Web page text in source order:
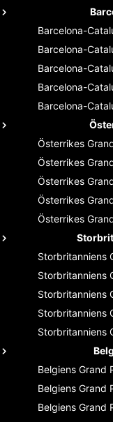
Barcelona-
Barcelona-
Barcelona-
Barcelona-
Barcelona-
Österrikes
Österrikes
Österrikes
Österrikes
Österrikes
Storbritanniens
Storbritanniens
Storbritanniens
Storbritanniens
Storbritanniens
Belgiens Grand
Belgiens Grand
Belgiens Grand